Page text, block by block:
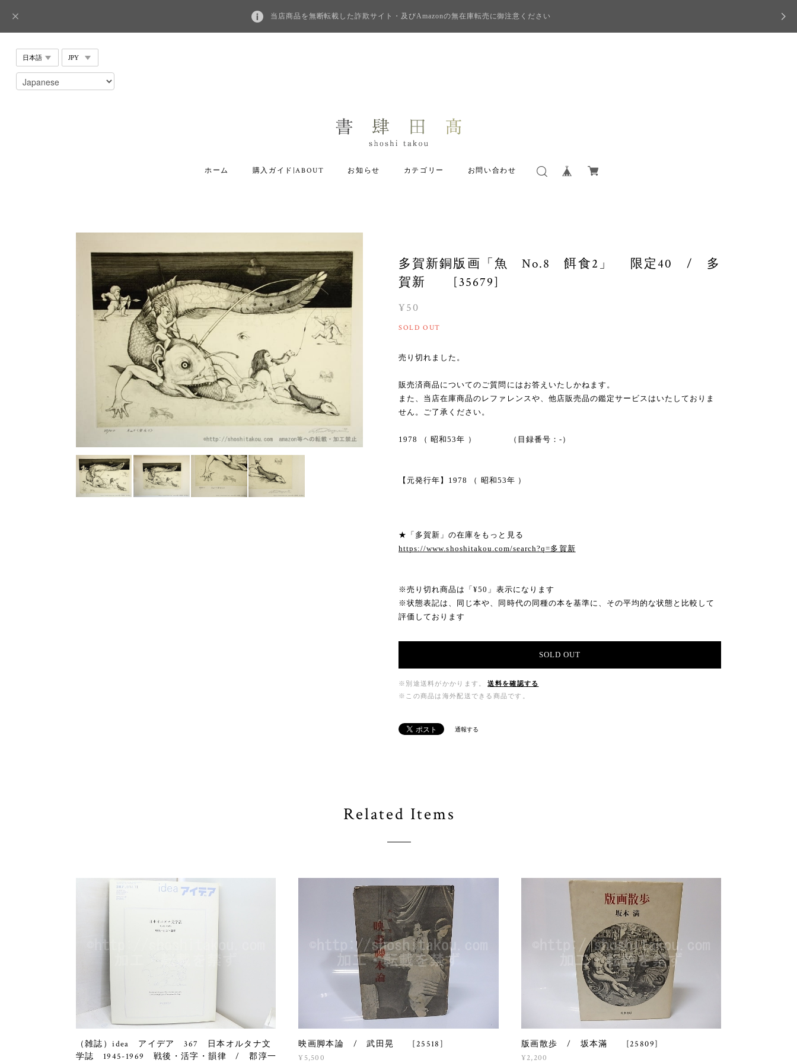
当店商品を無断転載した詐欺サイト・及びAmazonの無在庫転売に御注意ください
ホーム 購入ガイド|ABOUT お知らせ カテゴリー お問い合わせ
多賀新銅版画「魚 No.8 餌食2」 限定40 / 多
賀新 [35679]
¥50
SOLD OUT
売り切れました。
販売済商品についてのご質問にはお答えいたしかねます。
また、当店在庫商品のレファレンスや、他店販売品の鑑定サービスはいたしておりま
せん。ご了承ください。
1978 （ 昭和53年 ） （目録番号：-）
【元発行年】1978 （ 昭和53年 ）
★「多賀新」の在庫をもっと見る
https://www.shoshitakou.com/search?q=多賀新
※売り切れ商品は「¥50」表示になります
※状態表記は、同じ本や、同時代の同種の本を基準に、その平均的な状態と比較して
評価しております
SOLD OUT
※別途送料がかかります。
送料を確認する
※この商品は海外配送できる商品です。
通報する
Related Items
（雑誌）idea アイデア 367 日本オルタナ文
学誌 1945-1969 戦後・活字・韻律 / 郡淳一
映画脚本論 / 武田晃 [25518]
¥5,500
版画散歩 / 坂本滿 [25809]
¥2,200